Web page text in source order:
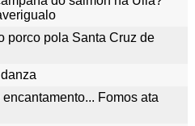
porco pola Santa Cruz de
Fomos ata